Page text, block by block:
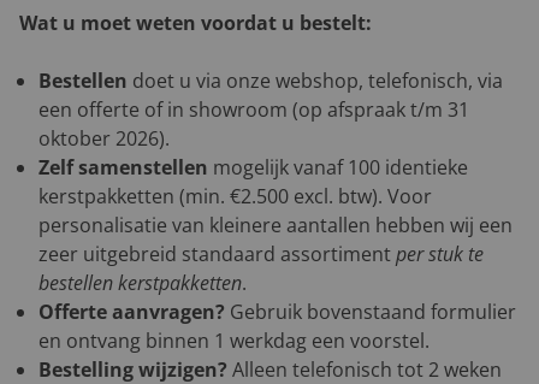
Wat u moet weten voordat u bestelt:
Bestellen doet u via onze webshop, telefonisch, via
een offerte of in showroom (op afspraak t/m 31
oktober 2026).
Zelf samenstellen mogelijk vanaf 100 identieke
kerstpakketten (min. €2.500 excl. btw). Voor
personalisatie van kleinere aantallen hebben wij een
zeer uitgebreid standaard assortimentper stuk te
bestellen kerstpakketten.
Offerte aanvragen? Gebruik bovenstaand formulier
en ontvang binnen 1 werkdag een voorstel.
Bestelling wijzigen? Alleen telefonisch tot 2 weken